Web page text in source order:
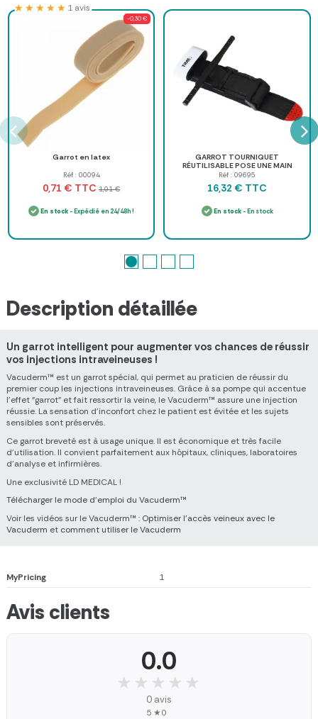
-0,30 €
Garrot en latex
Réf : 00094
★★★★★
★★★★★ 1 avis
0,71 € TTC 1,01 €
En stock - Expédié en 24/48h !
GARROT TOURNIQUET
RÉUTILISABLE POSE UNE MAIN
FARMOR
Réf : 09695
16,32 € TTC
En stock- En stock
Description détaillée
Un garrot intelligent pour augmenter vos chances de réussir
vos injections intraveineuses !
Vacuderm™ est un garrot spécial, qui permet au praticien de réussir du
premier coup les injections intraveineuses. Grâce à sa pompe qui accentue
l'effet "garrot" et fait ressortir la veine, le Vacuderm™ assure une injection
réussie. La sensation d'inconfort chez le patient est évitée et les sujets
sensibles sont préservés.
Ce garrot breveté est à usage unique. Il est économique et très facile
d'utilisation. Il convient parfaitement aux hôpitaux, cliniques, laboratoires
d'analyse et infirmières.
Une exclusivité LD MEDICAL !
Télécharger le mode d'emploi du Vacuderm™
Voir les vidéos sur le Vacuderm™ : Optimiser l'accès veineux avec le
Vacuderm et comment utiliser le Vacuderm
MyPricing 1
Avis clients
0.0
★★★★★
★★★★★
0 avis
5 ★0